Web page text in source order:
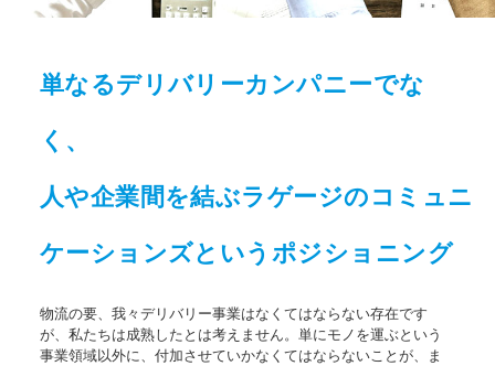
単なるデリバリーカンパニーでな
く、
人や企業間を結ぶラゲージの コミュニ
ケーションズというポジショニング
物流の要、我々デリバリー事業はなくてはならない存在です
が、私たちは成熟したとは考えません。単にモノを運ぶという
事業領域以外に、付加させていかなくてはならないことが、ま